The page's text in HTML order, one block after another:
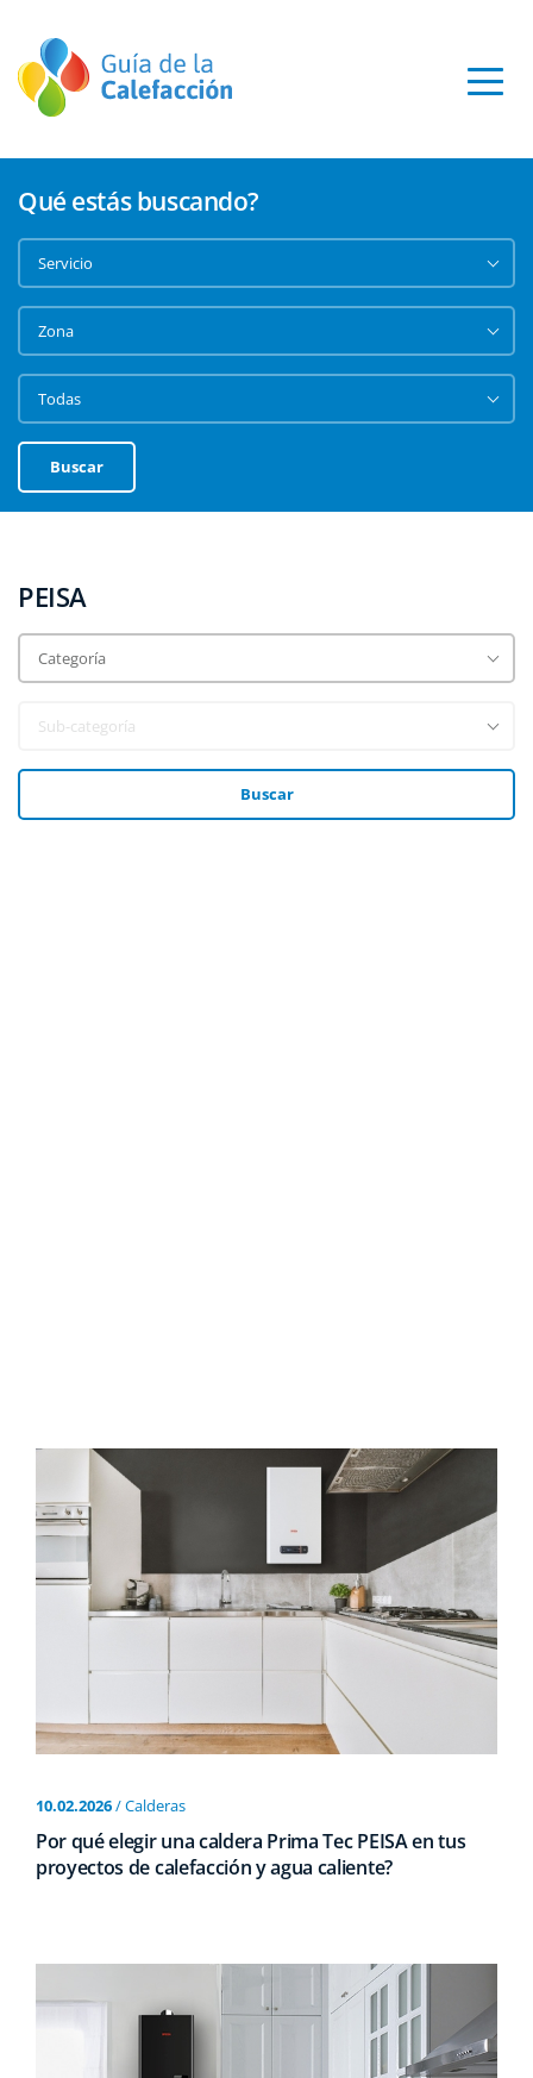
Qué estás buscando?
Buscar
PEISA
Buscar
10.02.2026/ Calderas
Por qué elegir una caldera Prima Tec PEISA en tus
proyectos de calefacción y agua caliente?